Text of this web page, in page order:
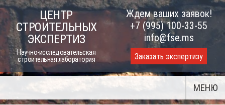
Skip
to
content
ЦЕНТР
СТРОИТЕЛЬНЫХ
ЭКСПЕРТИЗ
Научно-исследовательская
строительная лаборатория
Ждем ваших заявок!
+7 (995) 100-33-55
info@fse.ms
Заказать экспертизу
МЕНЮ